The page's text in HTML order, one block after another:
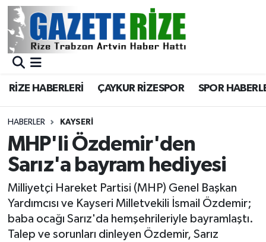
RİZE HABERLERİ ÇAYKUR RİZESPOR SPOR
HABERLER KAYSERI
MHP'li Özdemir'den
Sarız'a bayram hediyesi
Milliyetçi Hareket Partisi (MHP) Genel Başkan
Yardımcısı ve Kayseri Milletvekili İsmail Özdemir;
baba ocağı Sarız'da hemşehrileriyle bayramlaştı.
Talep ve sorunları dinleyen Özdemir, Sarız
BÖLGEMİZ
Asayiş
Rize Jandarma Komutanlığı
Bilim Teknoloji
Bölge
Advertising news
Merkez Nöbetçi Eczaneler
Merkez Trafik Yoğunluk Haritası
Süper Lig Puan Durumu ve Fikstür
Tüm Manşetler
Son Dakika Haberleri
Haber Arşivi